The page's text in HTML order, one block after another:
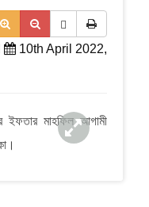
10th April 2022,